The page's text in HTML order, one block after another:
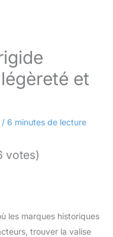
et
/ 6 minutes de lecture
votes)
les marques historiques
trouver la valise